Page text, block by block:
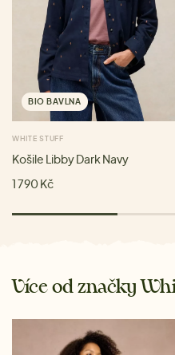
BIO BAVLNA
WHITE STUFF
Košile Libby Dark Navy
1 790 Kč
Více od značky